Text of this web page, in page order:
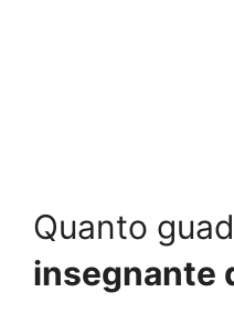
Quanto
insegnante